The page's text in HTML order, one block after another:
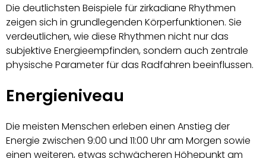
Die deutlichsten Beispiele für zirkadiane Rhythmen
zeigen sich in grundlegenden Körperfunktionen. Sie
verdeutlichen, wie diese Rhythmen nicht nur das
subjektive Energieempfinden, sondern auch zentrale
physische Parameter für das Radfahren beeinflussen.
Energieniveau
Die meisten Menschen erleben einen Anstieg der
Energie zwischen 9:00 und 11:00 Uhr am Morgen sowie
einen weiteren, etwas schwächeren Höhepunkt am